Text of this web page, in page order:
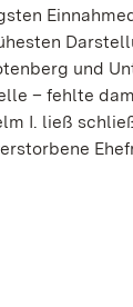
und
– fehlte
I. ließ